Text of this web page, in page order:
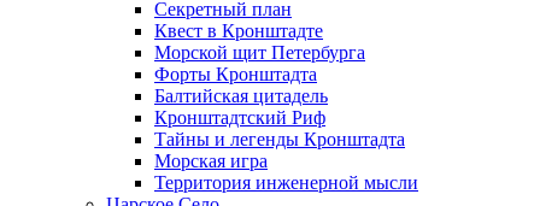
Секретный план
Квест в Кронштадте
Морской щит Петербурга
Форты Кронштадта
Балтийская цитадель
Кронштадтский Риф
Тайны и легенды Кронштадта
Морская игра
Территория инженерной мысли